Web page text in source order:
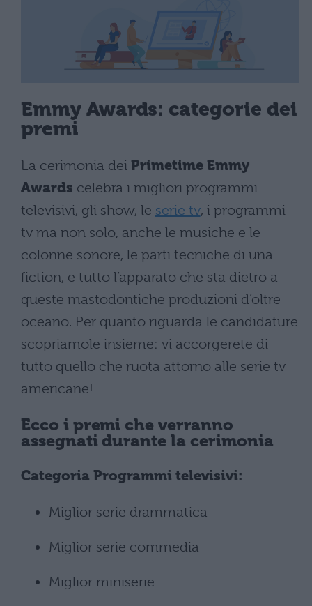
Emmy Awards: categorie dei
premi
La cerimonia dei Primetime Emmy
Awards celebra i migliori programmi
televisivi, gli show, le serie tv, i programmi
tv ma non solo, anche le musiche e le
colonne sonore, le parti tecniche di una
fiction, e tutto l’apparato che sta dietro a
queste mastodontiche produzioni d’oltre
oceano. Per quanto riguarda le candidature
scopriamole insieme: vi accorgerete di
tutto quello che ruota attorno alle serie tv
americane!
Ecco i premi che verranno
assegnati durante la cerimonia
Categoria Programmi televisivi:
Miglior serie drammatica
Miglior serie commedia
Miglior miniserie